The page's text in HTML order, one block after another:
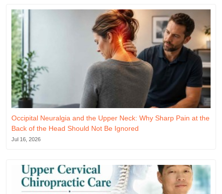
Occipital Neuralgia and the Upper Neck: Why Sharp Pain at the
Back of the Head Should Not Be Ignored
Jul 16, 2026